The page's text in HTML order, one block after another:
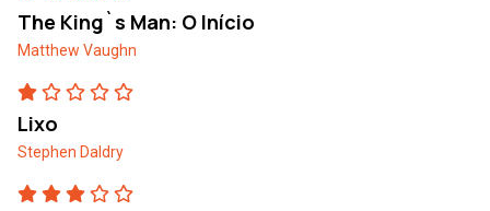
The King`s Man: O Início
Matthew Vaughn
Lixo
Stephen Daldry